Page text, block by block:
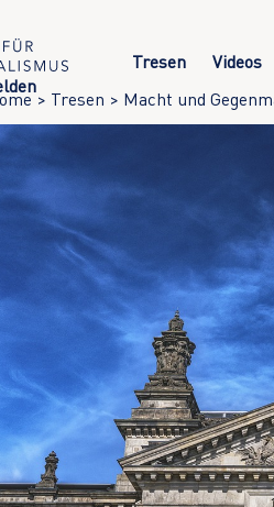
Tresen Videos
> Tresen > Macht und